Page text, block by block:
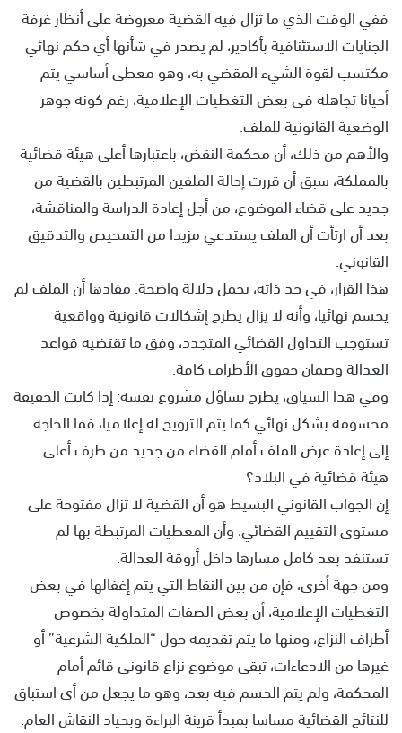
ففي الوقت الذي ما تزال فيه القضية معروضة على أنظار غرفة
الجنايات الاستئنافية بأكادير، لم يصدر في شأنها أي حكم نهائي
مكتسب لقوة الشيء المقضي به، وهو معطى أساسي يتم
أحيانا تجاهله في بعض التغطيات الإعلامية، رغم كونه جوهر
الوضعية القانونية للملف.
والأهم من ذلك، أن محكمة النقض، باعتبارها أعلى هيئة قضائية
بالمملكة، سبق أن قررت إحالة الملفين المرتبطين بالقضية من
جديد على قضاء الموضوع، من أجل إعادة الدراسة والمناقشة،
بعد أن ارتأت أن الملف يستدعي مزيدا من التمحيص والتدقيق
القانوني.
هذا القرار، في حد ذاته، يحمل دلالة واضحة: مفادها أن الملف لم
يحسم نهائيا، وأنه لا يزال يطرح إشكالات قانونية وواقعية
تستوجب التداول القضائي المتجدد، وفق ما تقتضيه قواعد
العدالة وضمان حقوق الأطراف كافة.
وفي هذا السياق، يطرح تساؤل مشروع نفسه: إذا كانت الحقيقة
محسومة بشكل نهائي كما يتم الترويج له إعلاميا، فما الحاجة
إلى إعادة عرض الملف أمام القضاء من جديد من طرف أعلى
هيئة قضائية في البلاد؟
إن الجواب القانوني البسيط هو أن القضية لا تزال مفتوحة على
مستوى التقييم القضائي، وأن المعطيات المرتبطة بها لم
تستنفد بعد كامل مسارها داخل أروقة العدالة.
ومن جهة أخرى، فإن من بين النقاط التي يتم إغفالها في بعض
التغطيات الإعلامية، أن بعض الصفات المتداولة بخصوص
أطراف النزاع، ومنها ما يتم تقديمه حول “الملكية الشرعية” أو
غيرها من الادعاءات، تبقى موضوع نزاع قانوني قائم أمام
المحكمة، ولم يتم الحسم فيه بعد، وهو ما يجعل من أي استباق
للنتائج القضائية مساسا بمبدأ قرينة البراءة وبحياد النقاش العام.